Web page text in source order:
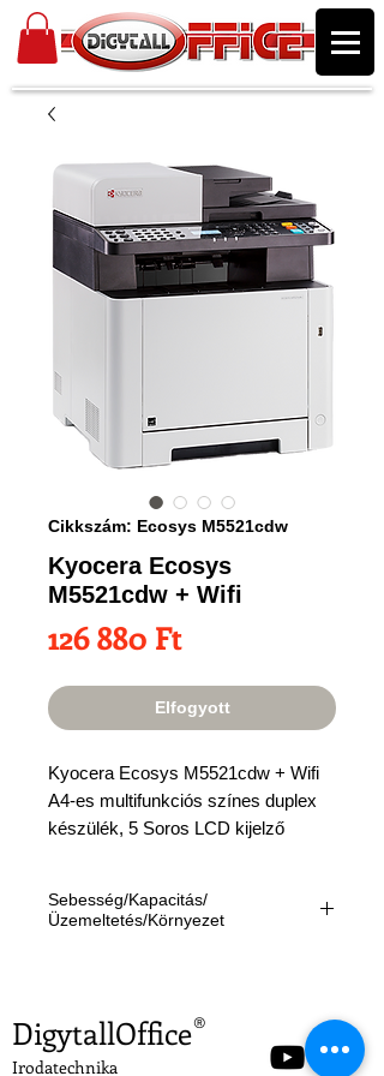
Cikkszám: Ecosys M5521cdw
Kyocera Ecosys
M5521cdw + Wifi
126 880 FtÁr
Elfogyott
Kyocera Ecosys M5521cdw + Wifi
A4-es multifunkciós színes duplex
készülék, 5 Soros LCD kijelző
Sebesség/Kapacitás/
Üzemeltetés/Környezet
A4 (papírfiók), 50 lap (kézi adagoló)
Kimeneti kapacitás:
150 lap
DigytallOffice®
Irodatechnika